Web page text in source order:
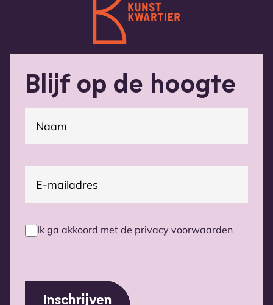
Blijf op de hoogte
E-
mailadres(Vereist)
Privacy
Ik ga akkoord met de privacy voorwaarden